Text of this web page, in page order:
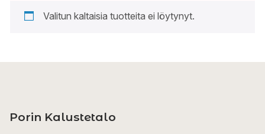
Valitun kaltaisia tuotteita ei löytynyt.
Porin Kalustetalo